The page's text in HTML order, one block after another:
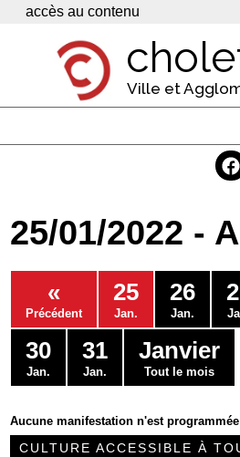
Panneau de gestion des cookies
accès au contenu
Ville et
Economie
Services
Contacts
25/01/2022 -
«
Précédent
25
Jan.
26
Jan.
30
Jan.
31
Jan.
Janvier
Tout le mois
Aucune manifestation n'est programmée
CULTURE ACCESSIBLE À